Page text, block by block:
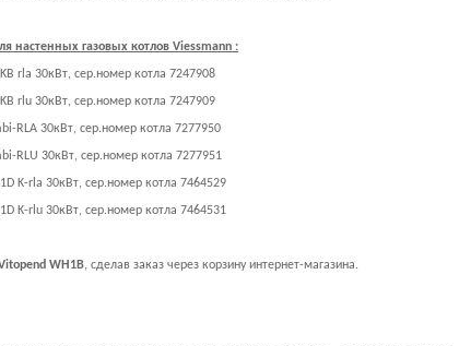
настенных газовых котлов Viessmann :
rla 30кВт, сер.номер котла 7247908
rlu 30кВт, сер.номер котла 7247909
RLA 30кВт, сер.номер котла 7277950
RLU 30кВт, сер.номер котла 7277951
K-rla 30кВт, сер.номер котла 7464529
K-rlu 30кВт, сер.номер котла 7464531
WH1B, сделав заказ через корзину интернет-магазина.